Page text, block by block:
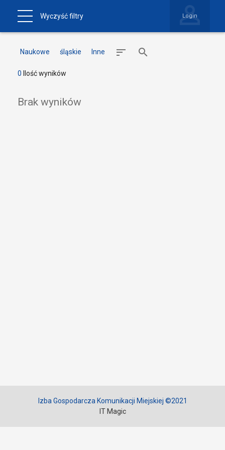
Wyczyść filtry Login
Naukowe śląskie Inne
0 Ilość wyników
Brak wyników
Izba Gospodarcza Komunikacji Miejskiej ©2021
IT Magic